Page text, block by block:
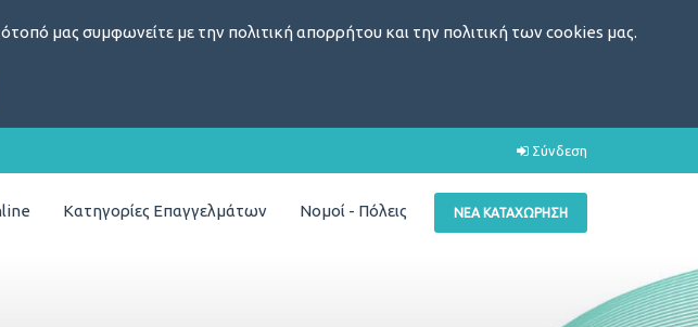
μας συμφωνείτε με την πολιτική απορρήτου και την πολιτική των cookies μας.
Σύνδεση
ΝΈΑ ΚΑΤΑΧΏΡΗΣΗ
Κατηγορίες Επαγγελμάτων Νομοί - Πόλεις